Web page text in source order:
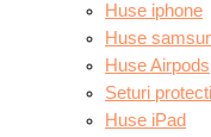
Huse iphone
Huse
Huse Airpods
Seturi
Huse iPad